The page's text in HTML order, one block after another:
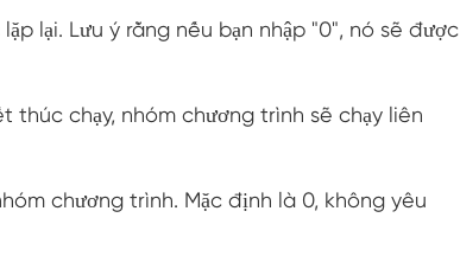
kiểm tra độ ẩm môi trường
lạm dụng nhiệt
lại. Lưu ý rằng nếu bạn nhập "0", nó sẽ được
chạy, nhóm chương trình sẽ chạy liên
chương trình. Mặc định là 0, không yêu